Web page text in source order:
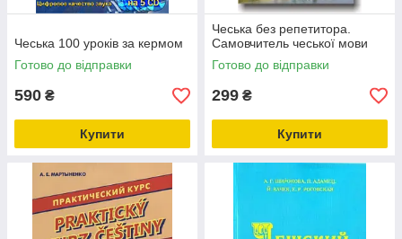
Чеська 100 уроків за кермом
Готово до відправки
590 ₴
Купити
Чеська без репетитора.
Самовчитель чеської мови
Готово до відправки
299 ₴
Купити